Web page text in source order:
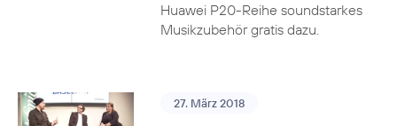
Huawei P20-Reihe soundstarkes
Musikzubehör gratis dazu.
27. März 2018